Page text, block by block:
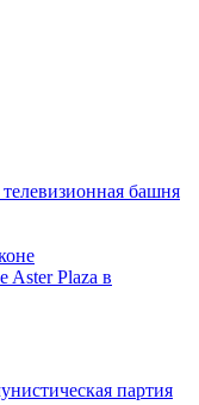
башня
Aster Plaza в
партия